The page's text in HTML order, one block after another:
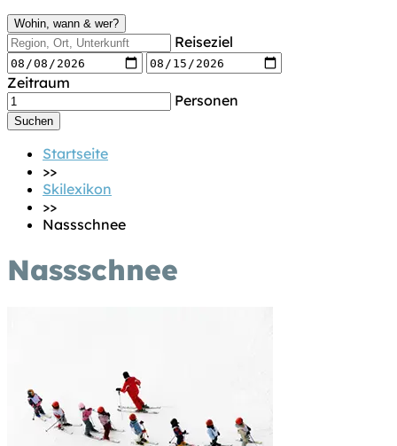
Wohin, wann & wer?
Reiseziel
Zeitraum
Personen
Startseite
>>
Skilexikon
>>
Nassschnee
Nassschnee